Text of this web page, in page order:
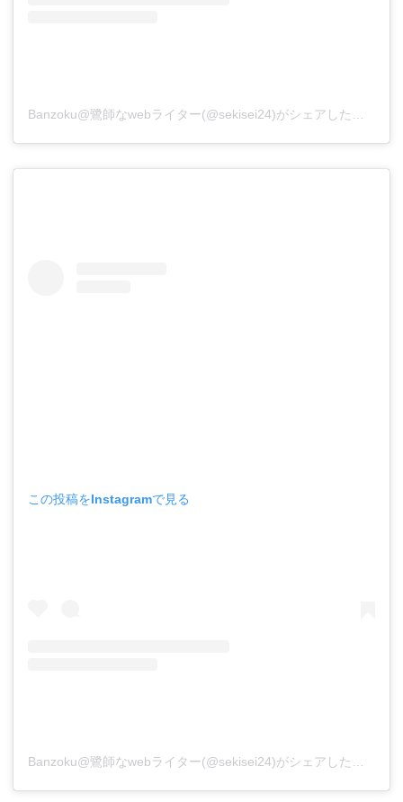
この投稿をInstagramで見る
Banzoku@鷺師なwebライター(@sekisei24)がシェアした投稿